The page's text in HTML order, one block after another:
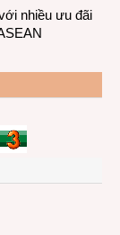
nhiều ưu đãi